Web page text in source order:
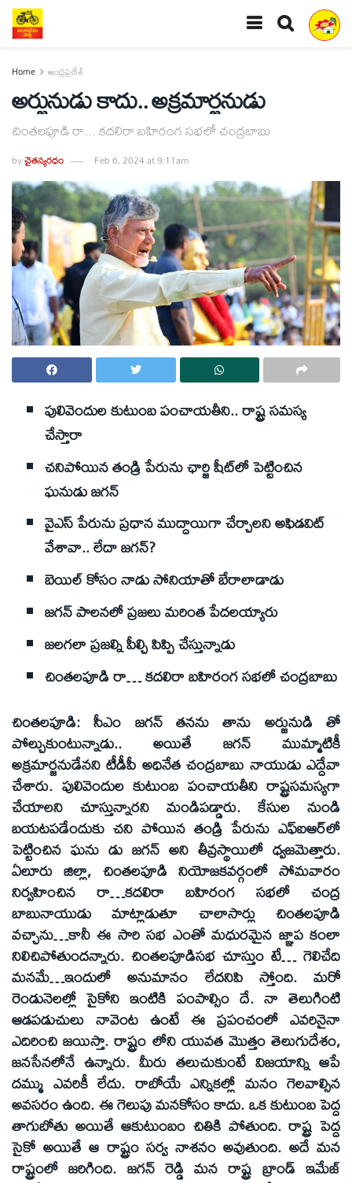
Home ఆంధ్రప్రదేశ్
అర్జునుడు కాదు.. అక్రమార్జనుడు
చింతలపూడి రా... కదలిరా బహిరంగ సభలో చంద్రబాబు
byచైతన్యరధం Feb 6, 2024 at 9:11am
పులివెందుల కుటుంబ పంచాయతీని.. రాష్ట్ర సమస్య
చేస్తారా
చనిపోయిన తండ్రి పేరును ఛార్జి షీట్‌లో పెట్టించిన
ఘనుడు జగన్‌
వైఎస్‌ పేరును ప్రధాన ముద్దాయిగా చేర్చాలని అఫిడవిట్‌
వేశావా.. లేదా జగన్‌?
బెయిల్‌ కోసం నాడు సోనియాతో బేరాలాడాడు
జగన్‌ పాలనలో ప్రజలు మరింత పేదలయ్యారు
జలగలా ప్రజల్ని పీల్చి పిప్పి చేస్తున్నాడు
చింతలపూడి రా… కదలిరా బహిరంగ సభలో చంద్రబాబు
చింతలపూడి: సీఎం జగన్‌ తనను తాను అర్జునుడి తో
పోల్చుకుంటున్నాడు.. అయితే జగన్‌ ముమ్మాటికీ
అక్రమార్జనుడేనని టీడీపీ అధినేత చంద్రబాబు నాయుడు ఎద్దేవా
చేశారు. పులివెందుల కుటుంబ పంచాయతీని రాష్ట్రసమస్యగా
చేయాలని చూస్తున్నారని మండిపడ్డారు. కేసుల నుండి
బయటపడేందుకు చని పోయిన తండ్రి పేరును ఎఫ్‌ఐఆర్‌లో
పెట్టించిన ఘను డు జగన్‌ అని తీవ్రస్థాయిలో ధ్వజమెత్తారు.
ఏలూరు జిల్లా, చింతలపూడి నియోజకవర్గంలో సోమవారం
నిర్వహించిన రా…కదలిరా బహిరంగ సభలో చంద్ర
బాబునాయుడు మాట్లాడుతూ చాలాసార్లు చింతలపూడి
వచ్చాను…కానీ ఈ సారి సభ ఎంతో మధురమైన జ్ఞాప కంలా
నిలిచిపోతుందన్నారు. చింతలపూడిసభ చూస్తుం టే… గెలిచేది
మనమే…ఇందులో అనుమానం లేదనిపి స్తోంది. మరో
రెండునెలల్లో సైకోని ఇంటికి పంపాల్సిం దే. నా తెలుగింటి
ఆడపడుచులు నావెంట ఉంటే ఈ ప్రపంచంలో ఎవరినైనా
ఎదిరించి జయిస్తా. రాష్ట్రం లోని యువత మొత్తం తెలుగుదేశం,
జనసేనలోనే ఉన్నారు. మీరు తలుచుకుంటే విజయాన్ని ఆపే
దమ్ము ఎవరికీ లేదు. రాబోయే ఎన్నికల్లో మనం గెలవాల్సిన
అవసరం ఉంది. ఈ గెలుపు మనకోసం కాదు. ఒక కుటుంబ పెద్ద
తాగుబోతు అయితే ఆకుటుంబం చితికి పోతుంది. రాష్ట్ర పెద్ద
సైకో అయితే ఆ రాష్ట్రం సర్వ నాశనం అవుతుంది. అదే మన
రాష్ట్రంలో జరిగింది. జగన్‌ రెడ్డి మన రాష్ట్ర బ్రాండ్‌ ఇమేజ్‌